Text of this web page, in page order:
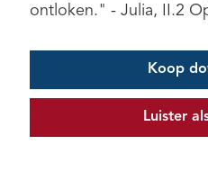
ontloken." - Julia, II.2
Koop
Luister